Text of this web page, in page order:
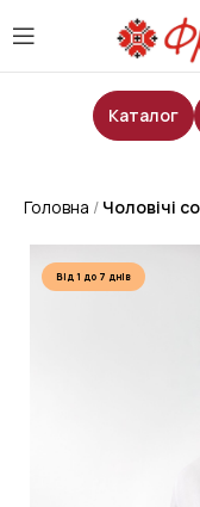
Каталог
Головна Чоловічі
Від 1 до 7 днів